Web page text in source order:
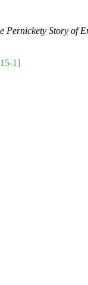
Pernickety Story of
1]